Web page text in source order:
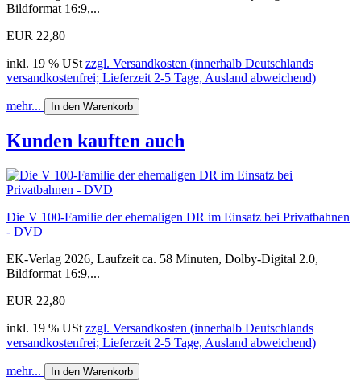
Bildformat 16:9,...
EUR 22,80
inkl. 19 % USt zzgl. Versandkosten (innerhalb Deutschlands
versandkostenfrei; Lieferzeit 2-5 Tage, Ausland abweichend)
mehr... In den Warenkorb
Kunden kauften auch
Die V 100-Familie der ehemaligen DR im Einsatz bei Privatbahnen
- DVD
EK-Verlag 2026, Laufzeit ca. 58 Minuten, Dolby-Digital 2.0,
Bildformat 16:9,...
EUR 22,80
inkl. 19 % USt zzgl. Versandkosten (innerhalb Deutschlands
versandkostenfrei; Lieferzeit 2-5 Tage, Ausland abweichend)
mehr... In den Warenkorb